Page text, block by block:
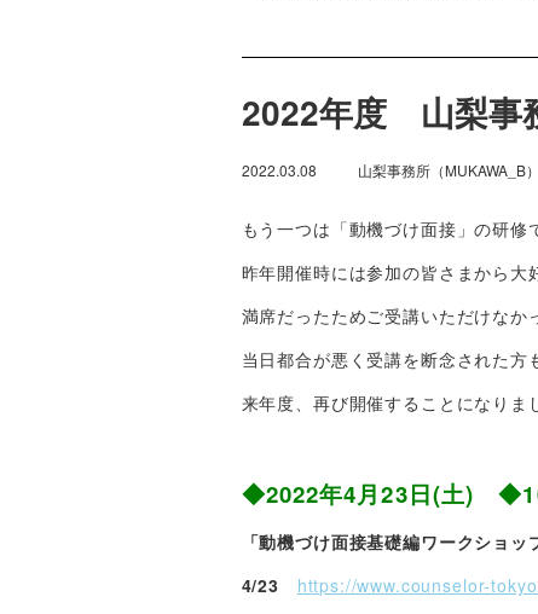
2022年度 山梨事
2022.03.08 山梨事務所（MUKAWA_B）
もう一つは「動機づけ面接」の研修
昨年開催時には参加の皆さまから大
満席だったためご受講いただけなか
当日都合が悪く受講を断念された方
来年度、再び開催することになりま
◆2022年4月23日(土)
「動機づけ面接基礎編ワークショ
4/23 https://www.counselor-